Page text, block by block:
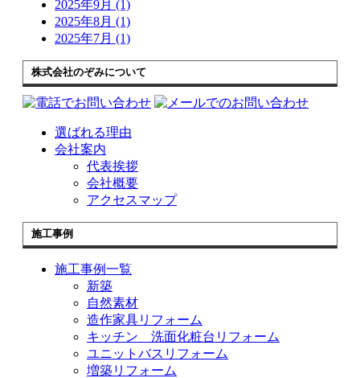
2025年9月 (1)
2025年8月 (1)
2025年7月 (1)
株式会社のぞみについて
選ばれる理由
会社案内
代表挨拶
会社概要
アクセスマップ
施工事例
施工事例一覧
新築
自然素材
造作家具リフォーム
キッチン 洗面化粧台リフォーム
ユニットバスリフォーム
増築リフォーム